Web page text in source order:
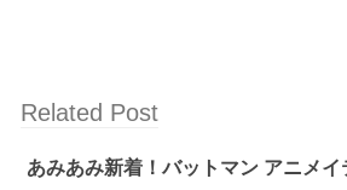
Related Post
あみあみ新着！バットマン アニメイ